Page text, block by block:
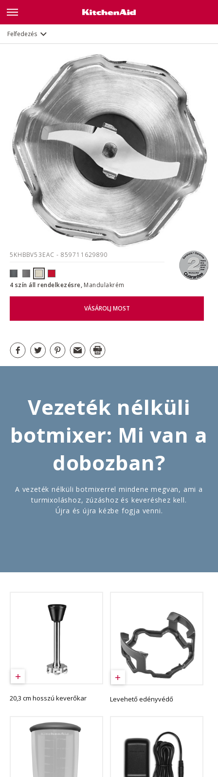
Felfedezés
5KHBBV53EAC - 859711629890
4 szín áll rendelkezésre, Mandulakrém
VÁSÁROLJ MOST
Vezeték nélküli
botmixer: Mi van a
dobozban?
A vezeték nélküli botmixerrel mindene megvan, ami a
turmixoláshoz, zúzáshoz és keveréshez kell.
Újra és újra kézbe fogja venni.
20,3 cm hosszú keverőkar Levehető edényvédő